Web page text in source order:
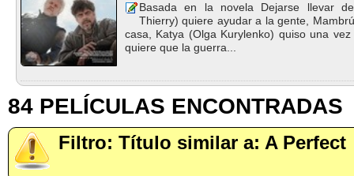
Basada en la novela Dejarse llevar
Thierry) quiere ayudar a la gente,
casa, Katya (Olga Kurylenko) quiso una
quiere que la guerra...
84 PELÍCULAS ENCONTRADAS
Filtro: Título similar a: A Perfect